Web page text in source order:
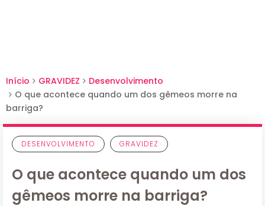
Início GRAVIDEZ
Desenvolvimento
O que acontece quando um dos gêmeos morre na
barriga?
DESENVOLVIMENTO GRAVIDEZ
O que acontece quando um dos
gêmeos morre na barriga?